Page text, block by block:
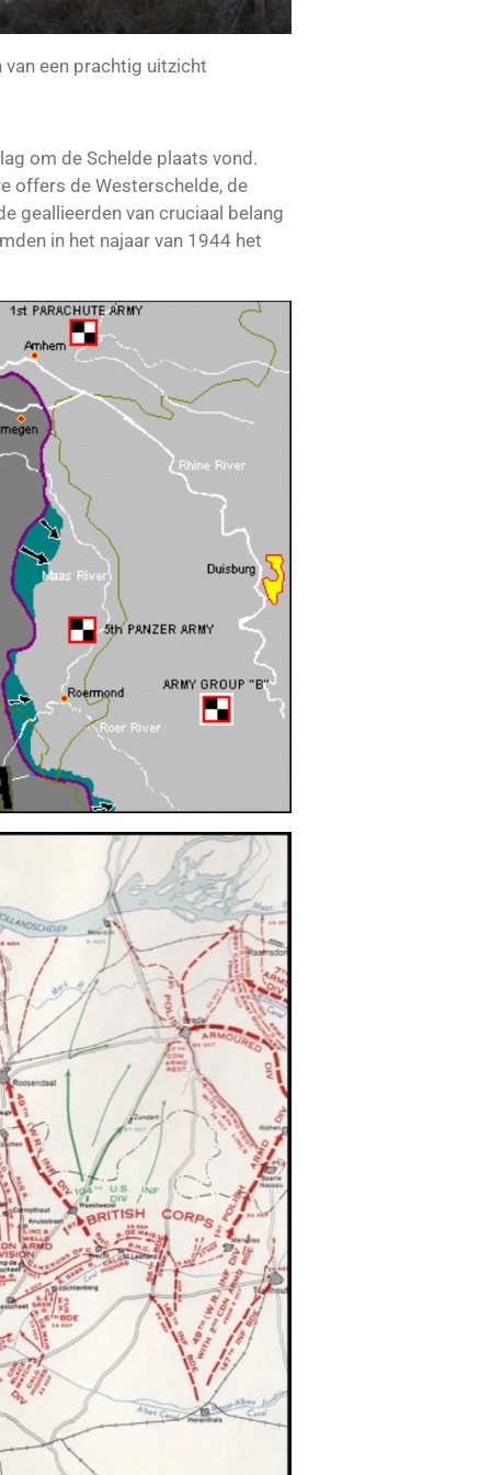
een prachtig uitzicht
om de Schelde plaats vond.
offers de Westerschelde, de
geallieerden van cruciaal belang
in het najaar van 1944 het